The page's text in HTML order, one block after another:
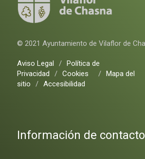
© 2021 Ayuntamiento de Vilaflor de
Aviso Legal / Política de
Privacidad
/ Cookies / Mapa del
sitio
/ Accesibilidad
Información de contacto